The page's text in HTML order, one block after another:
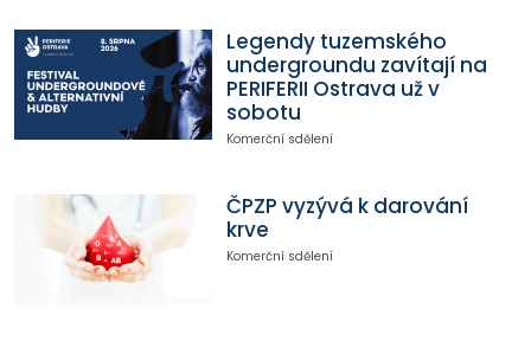
Legendy tuzemského
undergroundu zavítají na
PERIFERII Ostrava už v
sobotu
Komerční sdělení
ČPZP vyzývá k darování
krve
Komerční sdělení